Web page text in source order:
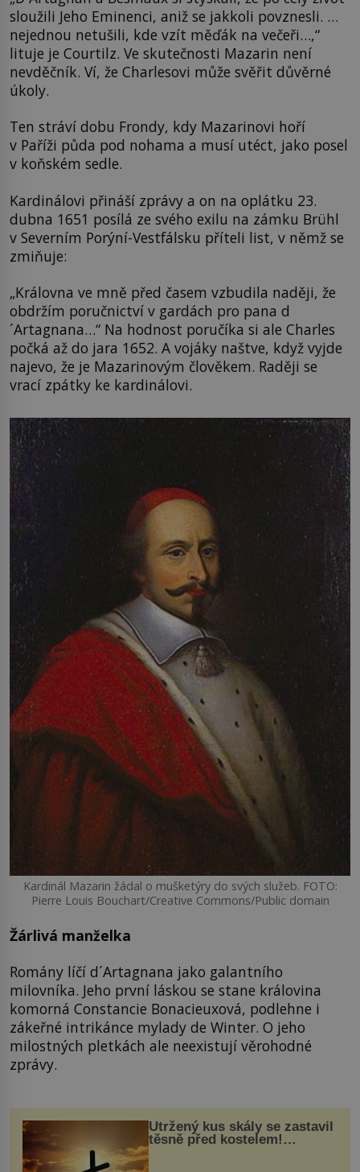
sloužili Jeho Eminenci, aniž se jakkoli povznesli. …
nejednou netušili, kde vzít měďák na večeři…,“
lituje je Courtilz. Ve skutečnosti Mazarin není
nevděčník. Ví, že Charlesovi může svěřit důvěrné
úkoly.
Ten stráví dobu Frondy, kdy Mazarinovi hoří
v Paříži půda pod nohama a musí utéct, jako posel
v koňském sedle.
Kardinálovi přináší zprávy a on na oplátku 23.
dubna 1651 posílá ze svého exilu na zámku Brühl
v Severním Porýní-Vestfálsku příteli list, v němž se
zmiňuje:
„Královna ve mně před časem vzbudila naději, že
obdržím poručnictví v gardách pro pana d
´Artagnana…“ Na hodnost poručíka si ale Charles
počká až do jara 1652. A vojáky naštve, když vyjde
najevo, že je Mazarinovým člověkem. Raději se
vrací zpátky ke kardinálovi.
Kardinál Mazarin žádal o mušketýry do svých služeb. FOTO:
Pierre Louis Bouchart/Creative Commons/Public domain
Žárlivá manželka
Romány líčí d´Artagnana jako galantního
milovníka. Jeho první láskou se stane královina
komorná Constancie Bonacieuxová, podlehne i
zákeřné intrikánce mylady de Winter. O jeho
milostných pletkách ale neexistují věrohodné
zprávy.
Utržený kus skály se zastavil
těsně před kostelem!
Ochránila ho boží síla?